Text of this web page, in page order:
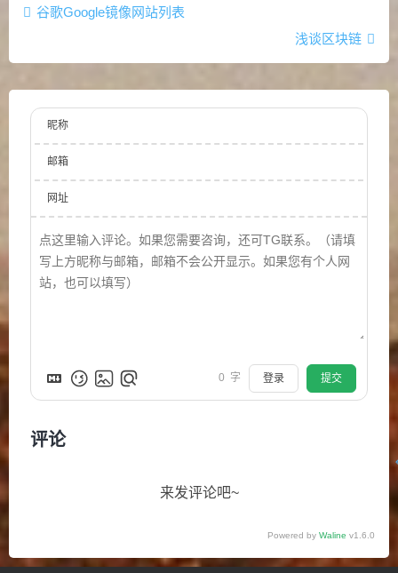
谷歌Google镜像网站列表
浅谈区块链
昵称
邮箱
网址
0 字 登录 提交
评论
来发评论吧~
Powered by Waline v1.6.0